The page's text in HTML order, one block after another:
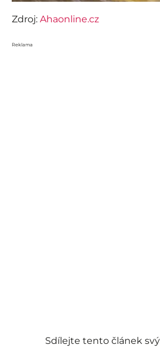
Zdroj: Ahaonline.cz
Reklama
Sdílejte tento článek